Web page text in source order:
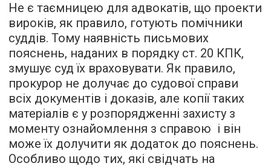
Не є таємницею для адвокатів, що проекти
вироків, як правило, готують помічники
суддів. Тому наявність письмових
пояснень, наданих в порядку ст. 20 КПК,
змушує суд їх враховувати. Як правило,
прокурор не долучає до судової справи
всіх документів і доказів, але копії таких
матеріалів є у розпорядженні захисту з
моменту ознайомлення з справою і він
може їх долучити як додаток до пояснень.
Особливо щодо тих, які свідчать на